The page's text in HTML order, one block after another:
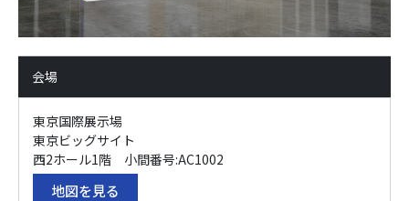
会場
東京国際展示場
東京ビッグサイト
西2ホール1階 小間番号:AC1002
地図を見る